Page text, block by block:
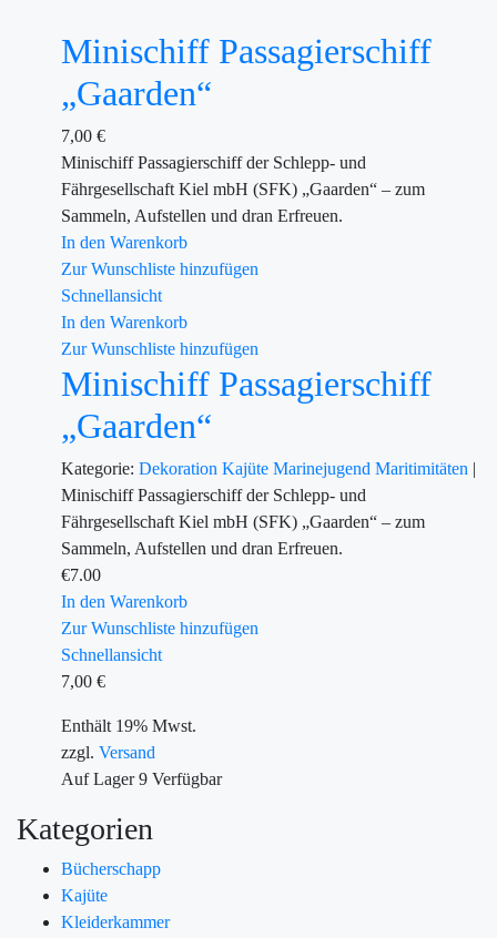
Minischiff Passagierschiff
„Gaarden“
7,00 €
Minischiff Passagierschiff der Schlepp- und
Fährgesellschaft Kiel mbH (SFK) „Gaarden“ – zum
Sammeln, Aufstellen und dran Erfreuen.
In den Warenkorb
Zur Wunschliste hinzufügen
Schnellansicht
In den Warenkorb
Zur Wunschliste hinzufügen
Minischiff Passagierschiff
„Gaarden“
Kategorie: Dekoration Kajüte Marinejugend Maritimitäten |
Minischiff Passagierschiff der Schlepp- und
Fährgesellschaft Kiel mbH (SFK) „Gaarden“ – zum
Sammeln, Aufstellen und dran Erfreuen.
€7.00
In den Warenkorb
Zur Wunschliste hinzufügen
Schnellansicht
7,00 €
Enthält 19% Mwst.
zzgl. Versand
Auf Lager9 Verfügbar
Kategorien
Bücherschapp
Kajüte
Kleiderkammer